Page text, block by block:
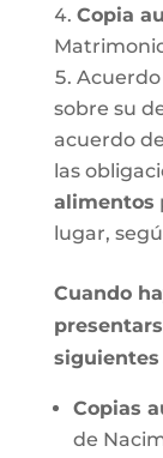
Copia
sobre su
acuerdo
las
alimentos
lugar,
Cuando
Copias
de